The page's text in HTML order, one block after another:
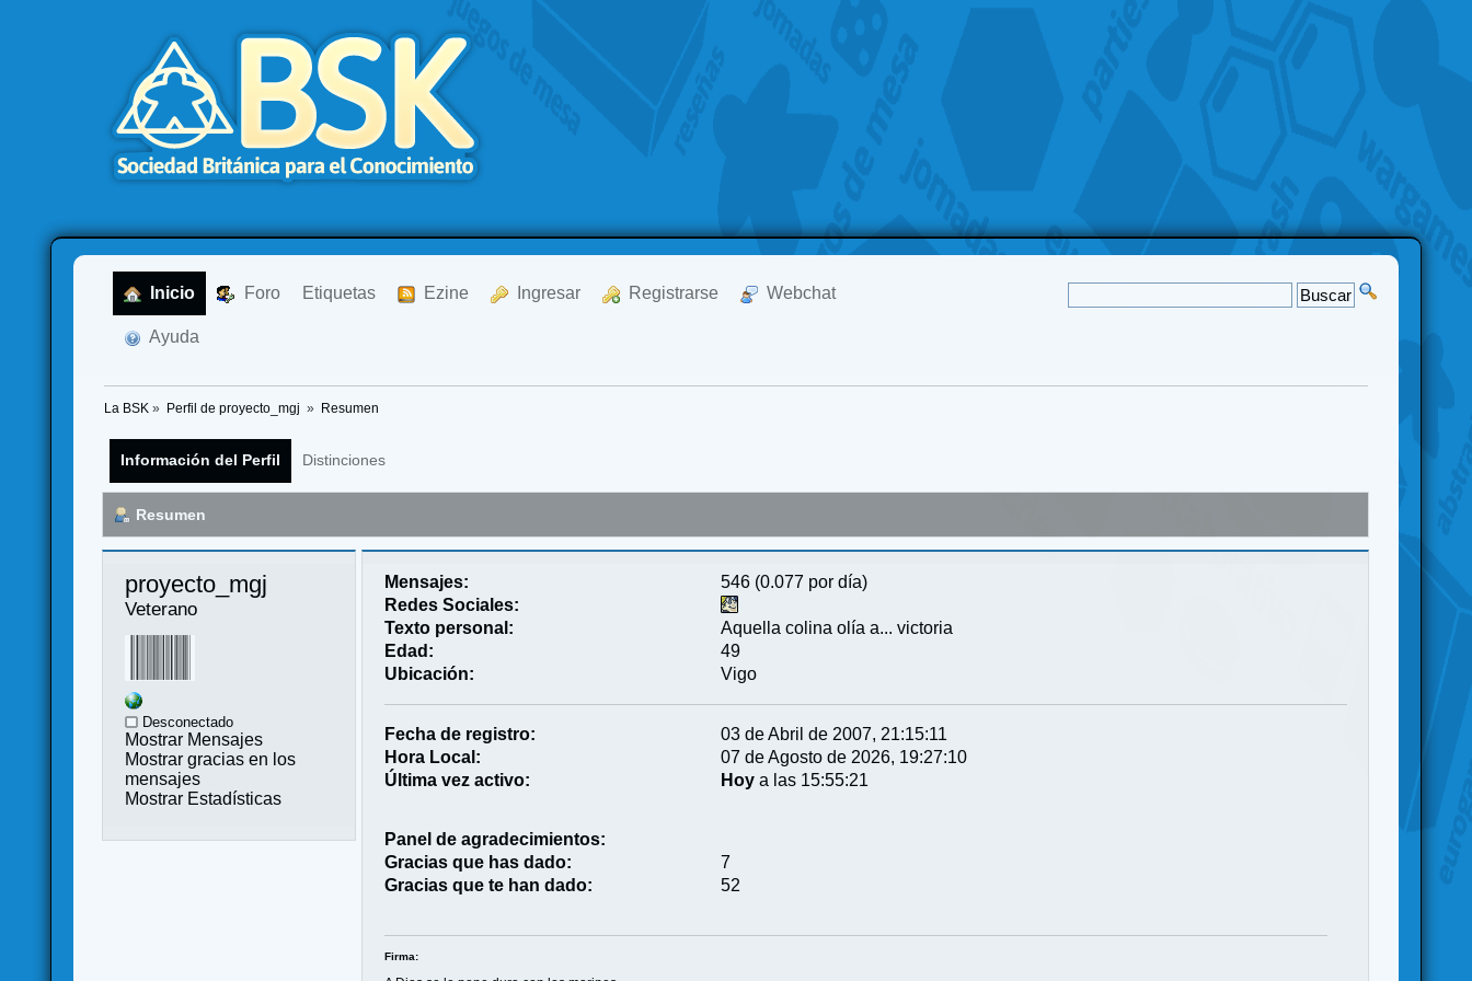
Inicio Foro Etiquetas Ezine Ingresar Registrarse Webchat
Ayuda
La BSK » Perfil de proyecto_mgj » Resumen
Información del Perfil Distinciones
Resumen
proyecto_mgj
Veterano
Desconectado
Mostrar Mensajes
Mostrar gracias en los
mensajes
Mostrar Estadísticas
Mensajes:
546 (0.077 por día)
Redes Sociales:
Texto personal:
Aquella colina olía a... victoria
Edad:
49
Ubicación:
Vigo
Fecha de registro:
03 de Abril de 2007, 21:15:11
Hora Local:
07 de Agosto de 2026, 19:27:10
Última vez activo:
Hoy a las 15:55:21
Panel de agradecimientos:
Gracias que has dado:
7
Gracias que te han dado:
52
Firma: